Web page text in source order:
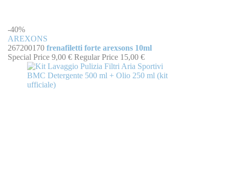
-40%
AREXONS
267200170 frenafiletti forte arexsons 10ml
Special Price 9,00 € Regular Price 15,00 €